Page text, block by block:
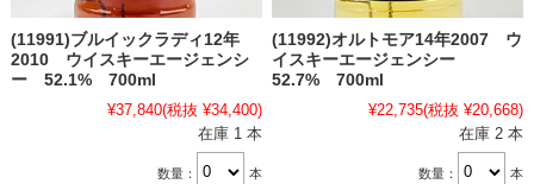
(11991)ブルイックラディ12年
2010 ウイスキーエージェンシ
ー 52.1% 700ml
¥37,840(税抜 ¥34,400)
在庫 1 本
数量： 本
(11992)オルトモア14年2007 ウ
イスキーエージェンシー
52.7% 700ml
¥22,735(税抜 ¥20,668)
在庫 2 本
数量： 本